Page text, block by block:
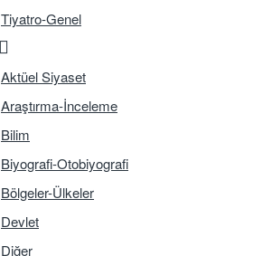
Tiyatro-Genel
Aktüel Siyaset
Araştırma-İnceleme
Bilim
Biyografi-Otobiyografi
Bölgeler-Ülkeler
Devlet
Diğer